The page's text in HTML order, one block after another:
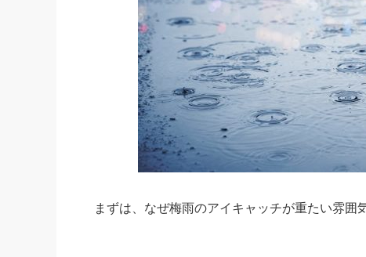
まずは、なぜ梅雨のアイキャッチが重たい雰囲